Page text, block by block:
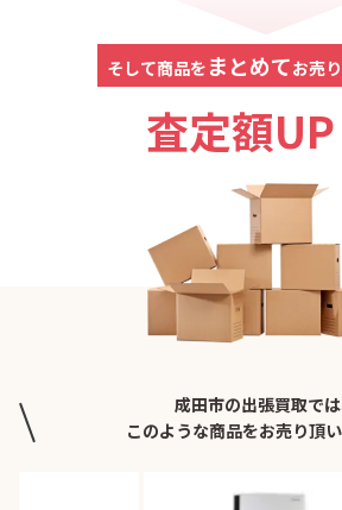
そして商品を まとめてお売
査定額UP
成田市の出張買取では
このような商品をお売り頂